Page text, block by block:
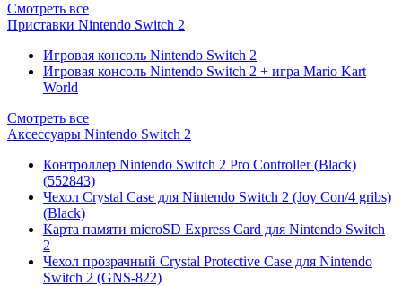
Смотреть все
Приставки Nintendo Switch 2
Игровая консоль Nintendo Switch 2
Игровая консоль Nintendo Switch 2 + игра Mario Kart
World
Смотреть все
Аксессуары Nintendo Switch 2
Контроллер Nintendo Switch 2 Pro Controller (Black)
(552843)
Чехол Сrystal Сase для Nintendo Switch 2 (Joy Con/4 gribs)
(Black)
Карта памяти microSD Express Card для Nintendo Switch
2
Чехол прозрачный Crystal Protective Case для Nintendo
Switch 2 (GNS-822)